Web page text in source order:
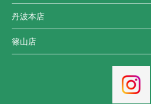
丹波本店
篠山店